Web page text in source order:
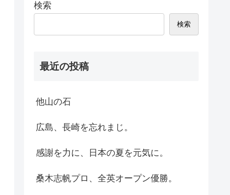
検索
検索
最近の投稿
他山の石
広島、長崎を忘れまじ。
感謝を力に、日本の夏を元気に。
桑木志帆プロ、全英オープン優勝。